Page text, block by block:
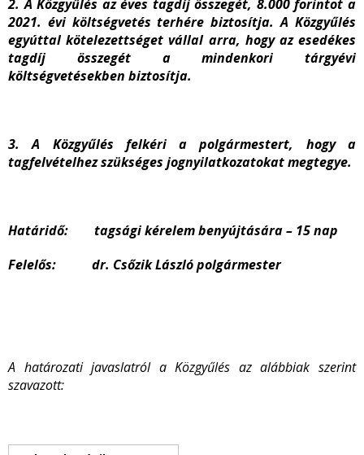
2. A Közgyűlés az éves tagdíj összegét, 8.000 forintot a
2021. évi költségvetés terhére biztosítja. A Közgyűlés
egyúttal kötelezettséget vállal arra, hogy az esedékes
tagdíj összegét a mindenkori tárgyévi
költségvetésekben biztosítja.
3. A Közgyűlés felkéri a polgármestert, hogy a
tagfelvételhez szükséges jognyilatkozatokat megtegye.
Határidő: tagsági kérelem benyújtására – 15 nap
Felelős: dr. Csőzik László polgármester
A határozati javaslatról a Közgyűlés az alábbiak szerint
szavazott: